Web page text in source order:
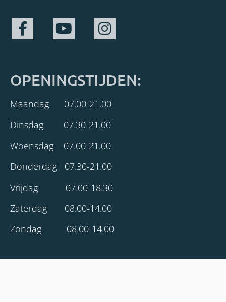
OPENINGSTIJDEN:
Maandag 07.00-21.00
Dinsdag 07.30-21.00
Woensdag 07.00-21.00
Donderdag 07.30-21.00
Vrijdag 07.00-18.30
Zaterdag 08.00-14.00
Zondag 08.00-14.00